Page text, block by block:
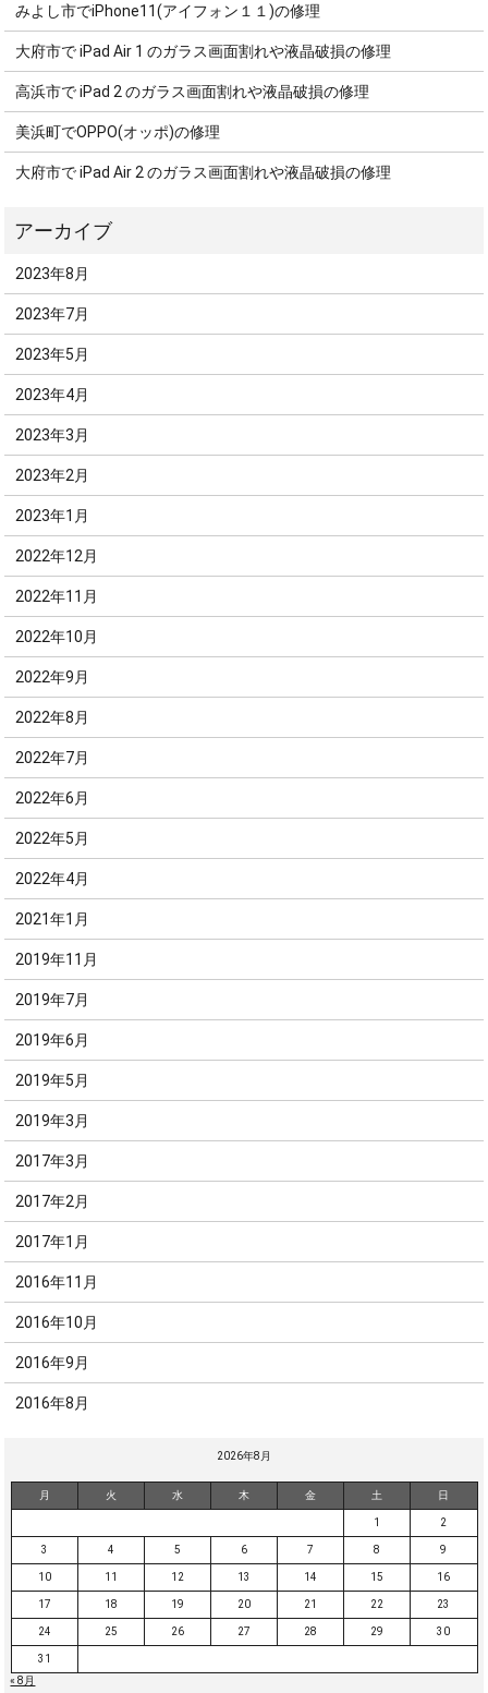
みよし市でiPhone11(アイフォン１１)の修理
大府市で iPad Air 1 のガラス画面割れや液晶破損の修理
高浜市で iPad 2 のガラス画面割れや液晶破損の修理
美浜町でOPPO(オッポ)の修理
大府市で iPad Air 2 のガラス画面割れや液晶破損の修理
2023年8月
2023年7月
2023年5月
2023年4月
2023年3月
2023年2月
2023年1月
2022年12月
2022年11月
2022年10月
2022年9月
2022年8月
2022年7月
2022年6月
2022年5月
2022年4月
2021年1月
2019年11月
2019年7月
2019年6月
2019年5月
2019年3月
2017年3月
2017年2月
2017年1月
2016年11月
2016年10月
2016年9月
2016年8月
2026年8月
月 火 水 木 金 土 日
1 2
3 4 5 6 7 8 9
10 11 12 13 14 15 16
17 18 19 20 21 22 23
24 25 26 27 28 29 30
31
« 8月